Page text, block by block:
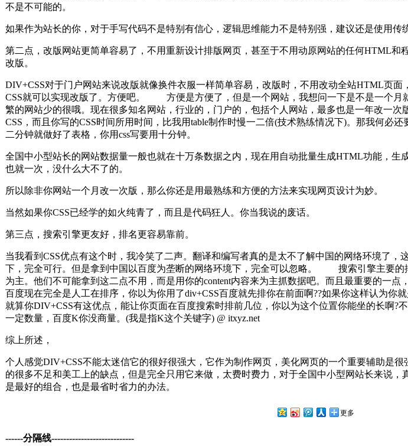
不是不可能的。
如果作为站长的你，对于手写代码不是特别有信心，逻辑思维能力不是特别强，建议还是使用传
第二点，改版网站更简单容易了，不用重新设计排版网页，甚至于不用动原网站的任何HTML和
改版。
DIV+CSS对于门户网站来说改版就像换件衣服一样简单容易，改版时，不用改动全站HTML页面
CSS就可以实现改版了。方便吧。 方便是方便了，但是一个网站，我想问一下是不是一个月
繁的网站少的很哦。现在很多知名网站，行业的，门户的，包括个人网站，最多也是一年改一次
CSS，而且你写的CSS时间所用时间，比我用table制作时慢一二倍(技术熟练情况下)。那我何必还
二分钟就做好了表格，你用css写要用十分钟。
全国中小型站长的网站数据量一般也就在十万条数据之内，现在用自动批量生成HTML功能，生
也就一次，没什么大不了的。
所以除非你网站一个月改一次版，那么你还是用最熟练和方便的方法来实现网页设计为妙。
当然如果你CSS已经学的如火纯青了，而且是代码狂人。你当我说的废话。
第三点，搜索引擎更友好，排名更容易靠前。
当我看到CSS优点有这个时，我冷笑了二声。翻译和编写者真的是太不了解中国的网络环境了，
下，完全可行。但是拿到中国以百度为垄断的网络环境下，完全可以忽略。 搜索引擎主要的
为主。他们不可能拿到这二点不用，而是用你的content内容来为主抓数据吧。而且最重要的一点
百度现在完全是人工在排序，你以为你用了div+CSS百度就先排你在前面啊??如果你这样认为
就算你DIV+CSS有这优点，能让你页面在百度搜索时排前几位，你以为这个位置你能坐的长啊?
一定数量，百度K你没商量。(我是指K这个关键字) @ itxyz.net
综上所述，
个人感觉DIV+CSS不能太迷信它的很好很强大，它作为制作网页，美化网页的一个重要辅助是
的很多不足和美工上的缺点，但是完全只用它来做，太费时费力，对于全国中小型网站长来说，
是最好的组合，也是最省时省力的办法。
更多
------分隔线----------------------------